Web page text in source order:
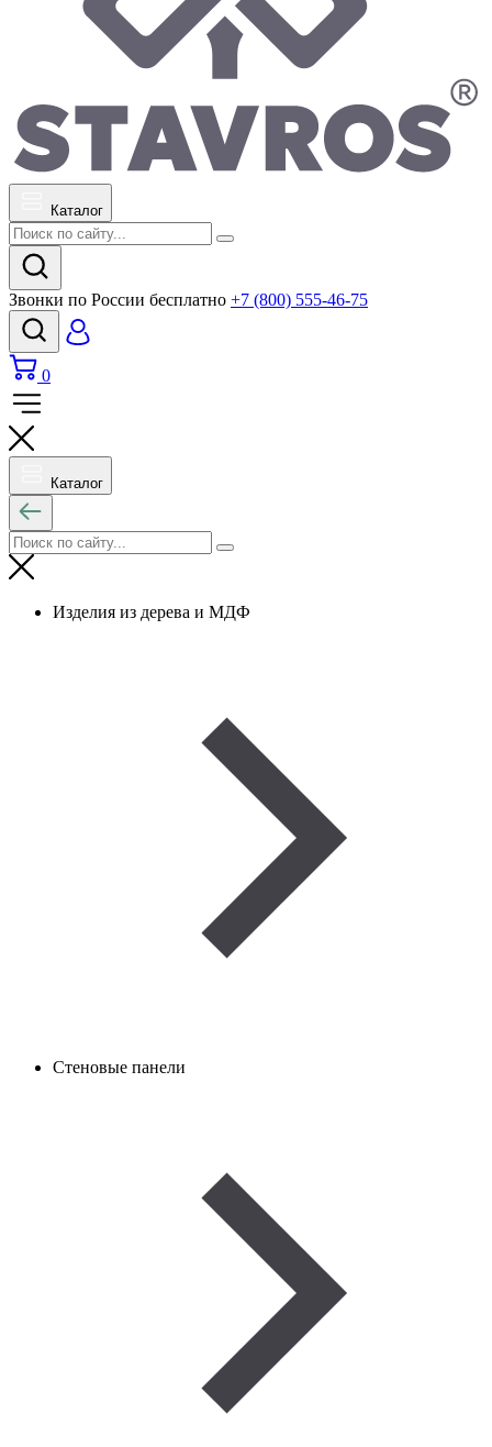
Каталог
Звонки по России бесплатно +7 (800) 555-46-75
0
Каталог
Изделия из дерева и МДФ
Стеновые панели